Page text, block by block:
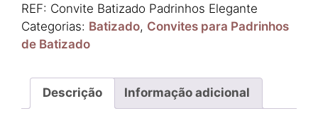
Padrinhos
Elegante
REF: Convite Batizado Padrinhos Elegante
Categorias: Batizado, Convites para Padrinhos
de Batizado
Descrição Informação adicional